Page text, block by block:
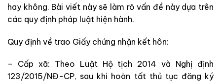
hay không. Bài viết này sẽ làm rõ vấn đề này dựa trên
các quy định pháp luật hiện hành.
Quy định về trao Giấy chứng nhận kết hôn:
– Cấp xã: Theo Luật Hộ tịch 2014 và Nghị định
123/2015/NĐ-CP, sau khi hoàn tất thủ tục đăng ký